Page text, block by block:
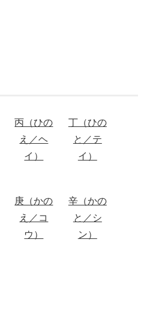
丙（ひの
え／ヘ
イ）
丁（ひの
と／テ
イ）
庚（かの
え／コ
ウ）
辛（かの
と／シ
ン）